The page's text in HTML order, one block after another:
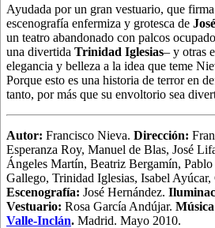
Ayudada por un gran vestuario, que firma
escenografía enfermiza y grotesca de
un teatro abandonado con palcos
una divertida Trinidad Iglesias– y otras
elegancia y belleza a la idea que teme
Porque esto es una historia de terror en
tanto, por más que su envoltorio sea
Autor: Francisco Nieva. Dirección:
Esperanza Roy, Manuel de Blas, José
Ángeles Martín, Beatriz Bergamín,
Gallego, Trinidad Iglesias, Isabel
Escenografía: José Hernández.
Vestuario: Rosa García Andújar.
Valle-Inclán. Madrid. Mayo 2010.